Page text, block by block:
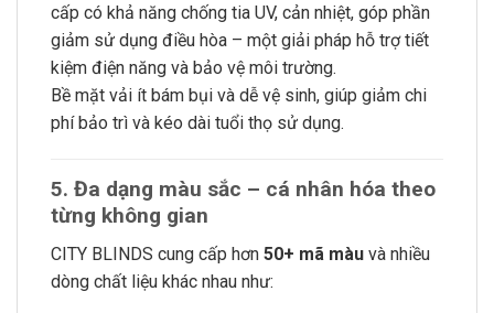
cấp có khả năng chống tia UV, cản nhiệt, góp phần
giảm sử dụng điều hòa – một giải pháp hỗ trợ tiết
kiệm điện năng và bảo vệ môi trường.
Bề mặt vải ít bám bụi và dễ vệ sinh, giúp giảm chi
phí bảo trì và kéo dài tuổi thọ sử dụng.
5. Đa dạng màu sắc – cá nhân hóa theo
từng không gian
CITY BLINDS cung cấp hơn 50+ mã màu và nhiều
dòng chất liệu khác nhau như: